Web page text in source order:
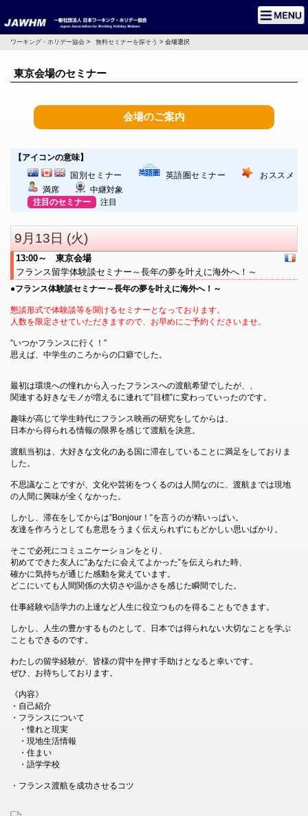
ワーキング・ホリデー協会 > 無料セミナーを探そう > 会場選択
東京会場のセミナー
会場のご案内
【アイコンの意味】
国別セミナー
英語圏セミナー
おススメ
満席
中継対象
注目のセミナー
注目
9月13日 (火)
13:00～ 東京会場
フランス留学体験談セミナー～長年の夢を叶えに海外へ！～
●フランス体験談セミナー～長年の夢を叶えに海外へ！～
懇談形式で体験談等を聞けるセミナーとなっております。
人数を限定させていただきますので、お早めにご予約くださいませ。
”いつかフランスに行く！”
思えば、中学生のころからの口癖でした。
最初は環境への憧れから入ったフランスへの渡航希望でしたが、、
関連する好きなモノが増えるに連れて”目標”に変わっていったのです。
趣味が高じて学生時代にフランス映画の研究をしてからは、
日本から得られる情報の限界を感じて渡航を決意。
渡航当初は、大好きな文化のある国に滞在していることに満足をしておりま
した。
不思議なことですが、文化や芸術をつくるのは人間なのに、渡航までは現地
の人間に興味が全くなかった。
しかし、滞在をしてからは”Bonjour！”を言うのが精いっぱい。
友達を作ろうとしても意思をうまく伝えられずにもどかしい思いばかり。
そこで必死にコミュニケーションをとり、
初めてできた友人に”あなたに会えてよかった”を伝えられた時、
確かに気持ちが通じた感動を覚えています。
どこにいても人間関係の大切さや温かさを感じた瞬間でした。
仕事経験や語学力の上達など人生に役立つものを得ることもできます。
しかし、人生の豊かするものとして、日本では得られない大切なことを学ぶ
こともできるのです。
わたしの留学経験が、皆様の背中を押す手助けとなると幸いです。
ぜひ、お待ちしております。
《内容》
・自己紹介
・フランスについて
・憧れと現実
・現地生活情報
・住まい
・語学学校
・フランス渡航を成功させるコツ